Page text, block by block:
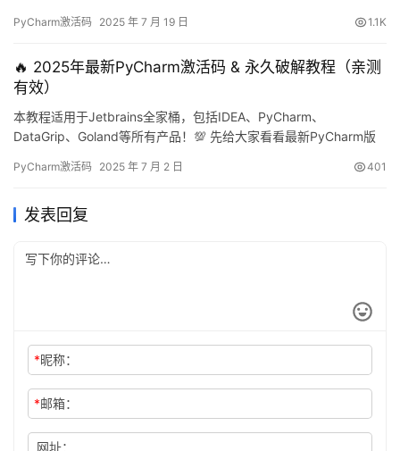
所有操作系统（Windows/Mac/Linux）- 任意PyCharm版本- 100%
访问…
PyCharm激活码 2025 年 7 月 19 日 1.1K
🔥 2025年最新PyCharm激活码 & 永久破解教程（亲测
有效）
本教程适用于Jetbrains全家桶，包括IDEA、PyCharm、
DataGrip、Goland等所有产品！💯 先给大家看看最新PyCharm版
要太爽！ 下面我就用详细的图文教程，手把手教你如何激活
Windows、Mac还是Lin…
PyCharm激活码 2025 年 7 月 2 日 401
发表回复
*昵称：
*邮箱：
网址：